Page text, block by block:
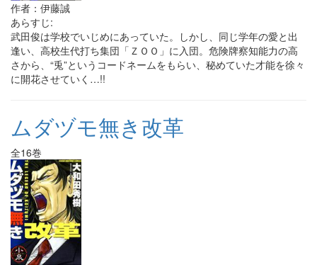
作者：伊藤誠
あらすじ:
武田俊は学校でいじめにあっていた。しかし、同じ学年の愛と出
逢い、高校生代打ち集団「ＺＯＯ」に入団。危険牌察知能力の高
さから、“兎”というコードネームをもらい、秘めていた才能を徐々
に開花させていく…!!
ムダヅモ無き改革
全16巻